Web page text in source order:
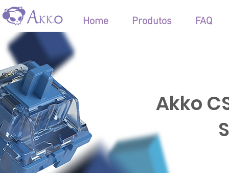
Home Produtos FAQ
Akko